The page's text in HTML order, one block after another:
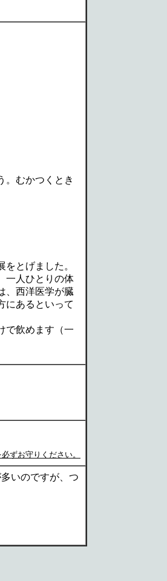
。むかつくとき
とげました。
一人ひとりの体
、西洋医学が臓
にあるといって
で飲めます（一
ずお守りください。
いのですが、つ